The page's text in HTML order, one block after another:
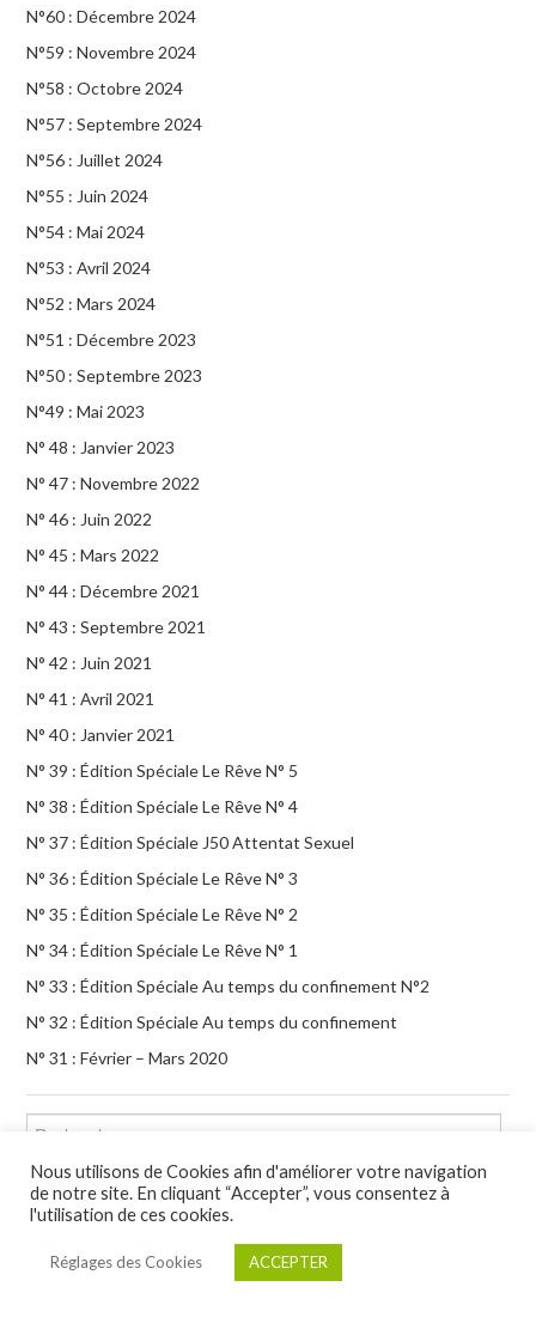
N°60 : Décembre 2024
N°59 : Novembre 2024
N°58 : Octobre 2024
N°57 : Septembre 2024
N°56 : Juillet 2024
N°55 : Juin 2024
N°54 : Mai 2024
N°53 : Avril 2024
N°52 : Mars 2024
N°51 : Décembre 2023
N°50 : Septembre 2023
N°49 : Mai 2023
N° 48 : Janvier 2023
N° 47 : Novembre 2022
N° 46 : Juin 2022
N° 45 : Mars 2022
N° 44 : Décembre 2021
N° 43 : Septembre 2021
N° 42 : Juin 2021
N° 41 : Avril 2021
N° 40 : Janvier 2021
N° 39 : Édition Spéciale Le Rêve N° 5
N° 38 : Édition Spéciale Le Rêve N° 4
N° 37 : Édition Spéciale J50 Attentat Sexuel
N° 36 : Édition Spéciale Le Rêve N° 3
N° 35 : Édition Spéciale Le Rêve N° 2
N° 34 : Édition Spéciale Le Rêve N° 1
N° 33 : Édition Spéciale Au temps du confinement N°2
N° 32 : Édition Spéciale Au temps du confinement
N° 31 : Février – Mars 2020
Rechercher :
RECEVOIR NOS INFORMATIONS
Nous utilisons de Cookies afin d'améliorer votre navigation
de notre site. En cliquant “Accepter”, vous consentez à
l'utilisation de ces cookies.
Réglages des Cookies ACCEPTER